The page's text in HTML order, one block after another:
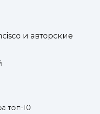
и авторские
топ-10